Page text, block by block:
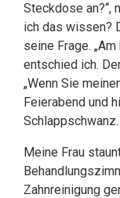
Steckdose an?“,
ich das wissen?
seine Frage.
entschied ich.
„Wenn Sie
Feierabend und
Schlappschwanz.
Meine Frau
Zahnreinigung